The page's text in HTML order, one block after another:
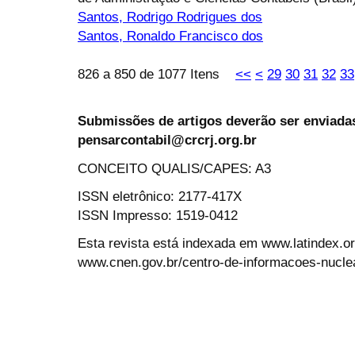
Santos, Rodrigo Rodrigues dos
Santos, Ronaldo Francisco dos
826 a 850 de 1077 Itens << < 29 30 31 32 33
Submissões de artigos deverão ser
pensarcontabil@crcrj.org.br
CONCEITO QUALIS/CAPES: A3
ISSN eletrônico: 2177-417X
ISSN Impresso: 1519-0412
Esta revista está indexada em
www.cnen.gov.br/centro-de-informacoes-